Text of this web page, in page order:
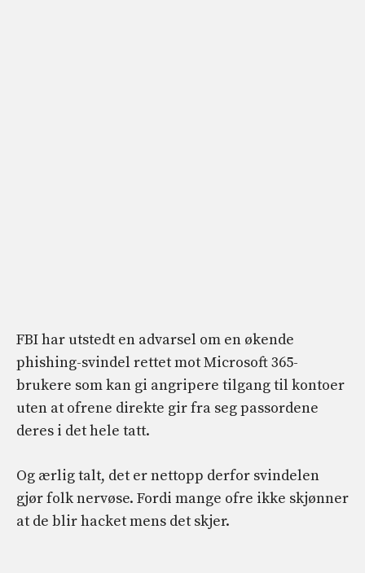
FBI har utstedt en advarsel om en økende
phishing-svindel rettet mot Microsoft 365-
brukere som kan gi angripere tilgang til kontoer
uten at ofrene direkte gir fra seg passordene
deres i det hele tatt.
Og ærlig talt, det er nettopp derfor svindelen
gjør folk nervøse. Fordi mange ofre ikke skjønner
at de blir hacket mens det skjer.